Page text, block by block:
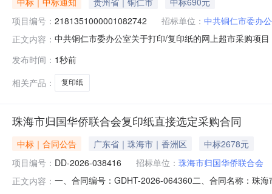
项目编号： 2181351000001082742 招标单位： 中共铜仁市委办
正文内容： 中共铜仁市委办公室关于打印/复印纸的网上超市采购项
政区划编码:520699项目所在行政区划名称:铜仁市本级
发布时间： 1秒前
相关产品：
复印纸
珠海市归国华侨联合会复印纸直接选定采购合同
中标｜合同公告 广东省｜珠海市｜香洲区
中标2678元
项目编号： DD-2026-038416 招标单位： 珠海市归国华侨联合会
正文内容： 一、合同编号：GDHT-2026-064360二、合同名称：珠